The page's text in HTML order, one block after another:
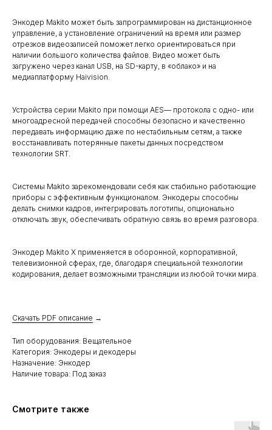
Энкодер Makito может быть запрограммирован на дистанционное
управление, а установление ограничений на время или размер
отрезков видеозаписей поможет легко ориентироваться при
наличии большого количества файлов. Видео может быть
загружено через канал USB, на SD-карту, в «облако» и на
медиаплатформу Haivision.
Устройства серии Makito при помощи AES― протокола с одно- или
многоадресной передачей способны безопасно и качественно
передавать информацию даже по нестабильным сетям, а также
восстанавливать потерянные пакеты данных посредством
технологии SRT.
Системы Makito зарекомендовали себя как стабильно работающие
приборы с эффективным функционалом. Энкодеры способны
делать снимки кадров, интегрировать логотипы, опционально
отключать звук, обеспечивать обратную связь во время разговора.
Энкодер Makito X применяется в оборонной, корпоративной,
телевизионной сферах, где, благодаря специальной технологии
кодирования, делает возможными трансляции из любой точки мира.
Скачать PDF описание →
Тип оборудования: Вещательное
Категория: Энкодеры и декодеры
Назначение: Энкодер
Наличие товара: Под заказ
Смотрите также